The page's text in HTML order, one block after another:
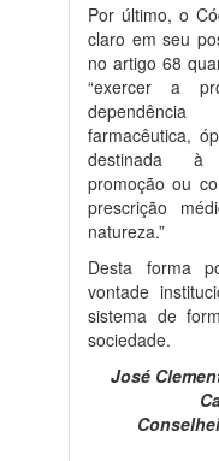
Por último, o
claro em seu
no artigo 68
“exercer a
farmacêutica,
destinada à
promoção ou
prescrição
natureza.”
Desta forma
vontade
sistema de
sociedade.
José